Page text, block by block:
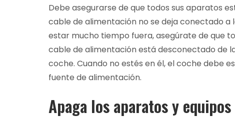
Debe asegurarse de que todos sus aparatos
cable de alimentación no se deja conectado a
estar mucho tiempo fuera, asegúrate de que
cable de alimentación está desconectado de
coche. Cuando no estés en él, el coche debe
fuente de alimentación.
Apaga los aparatos y